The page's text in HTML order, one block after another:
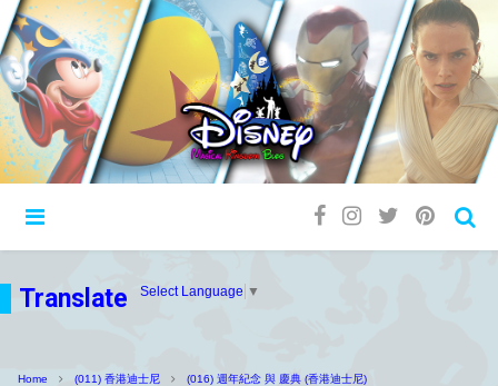
Translate Select Language ▼
Home (011) 香港迪士尼 (016) 週年紀念 與 慶典 (香港迪士尼)